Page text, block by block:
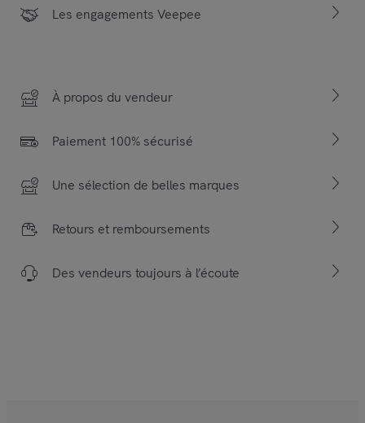
Les engagements Veepee
À propos du vendeur
Paiement 100% sécurisé
Une sélection de belles marques
Retours et remboursements
Des vendeurs toujours à l’écoute